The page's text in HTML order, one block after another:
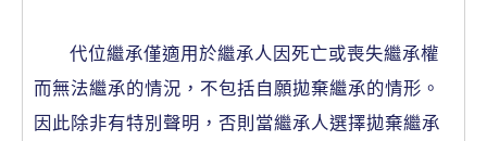
代位繼承僅適用於繼承人因死亡或喪失繼承權
而無法繼承的情況，不包括自願拋棄繼承的情形。
因此除非有特別聲明，否則當繼承人選擇拋棄繼承